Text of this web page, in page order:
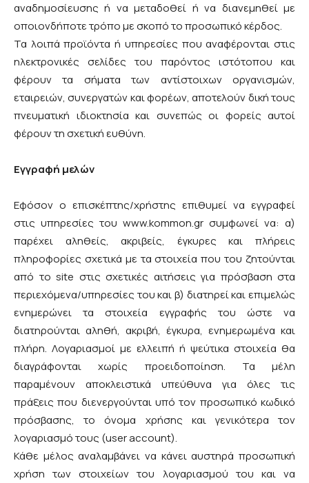
αναδημοσίευσης ή να μεταδοθεί ή να διανεμηθεί με
οποιονδήποτε τρόπο με σκοπό το προσωπικό κέρδος.
Τα λοιπά προϊόντα ή υπηρεσίες που αναφέρονται στις
ηλεκτρονικές σελίδες του παρόντος ιστότοπου και
φέρουν τα σήματα των αντίστοιχων οργανισμών,
εταιρειών, συνεργατών και φορέων, αποτελούν δική τους
πνευματική ιδιοκτησία και συνεπώς οι φορείς αυτοί
φέρουν τη σχετική ευθύνη.
Εγγραφή μελών
Εφόσον ο επισκέπτης/χρήστης επιθυμεί να εγγραφεί
στις υπηρεσίες του www.kommon.gr συμφωνεί να: α)
παρέχει αληθείς, ακριβείς, έγκυρες και πλήρεις
πληροφορίες σχετικά με τα στοιχεία που του ζητούνται
από το site στις σχετικές αιτήσεις για πρόσβαση στα
περιεχόμενα/υπηρεσίες του και β) διατηρεί και επιμελώς
ενημερώνει τα στοιχεία εγγραφής του ώστε να
διατηρούνται αληθή, ακριβή, έγκυρα, ενημερωμένα και
πλήρη. Λογαριασμοί με ελλειπή ή ψεύτικα στοιχεία θα
διαγράφονται χωρίς προειδοποίηση. Τα μέλη
παραμένουν αποκλειστικά υπεύθυνα για όλες τις
πράξεις που διενεργούνται υπό τον προσωπικό κωδικό
πρόσβασης, το όνομα χρήσης και γενικότερα τον
λογαριασμό τους (user account).
Κάθε μέλος αναλαμβάνει να κάνει αυστηρά προσωπική
χρήση των στοιχείων του λογαριασμού του και να